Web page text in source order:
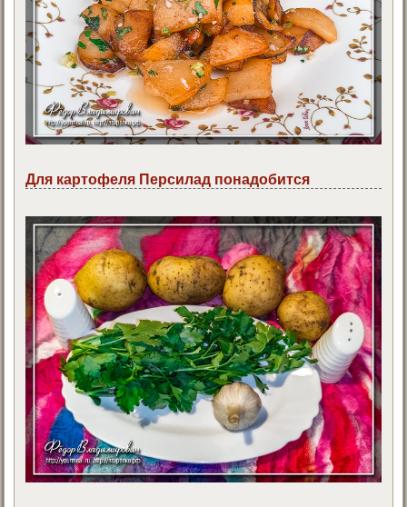
Для картофеля Персилад понадобится